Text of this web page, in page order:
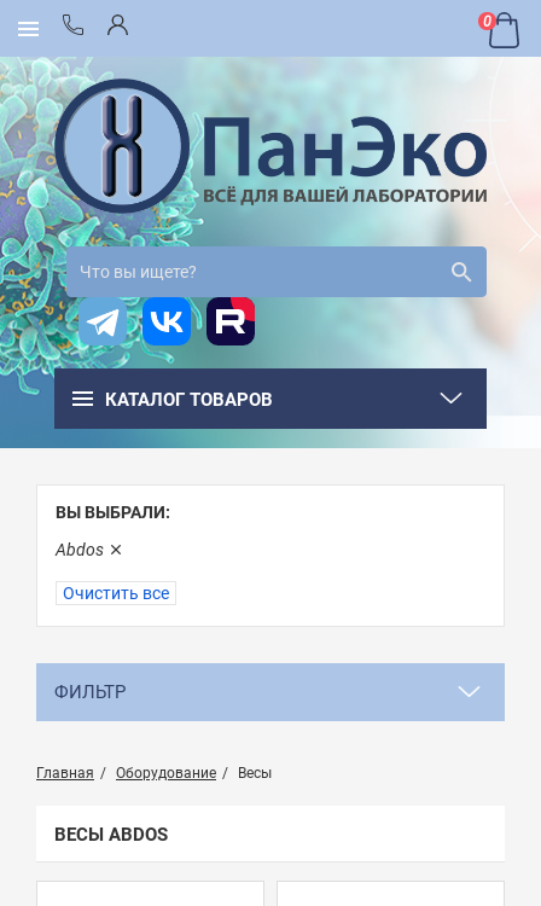
0
КАТАЛОГ ТОВАРОВ
ВЫ ВЫБРАЛИ:
Abdos
Очистить все
ФИЛЬТР
Главная Оборудование Весы
ВЕСЫ ABDOS